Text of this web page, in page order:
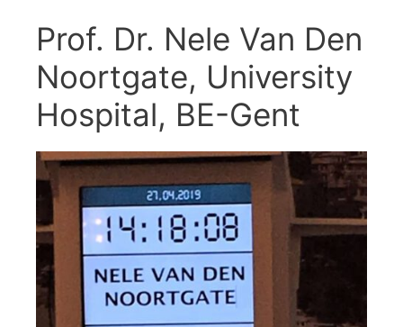
Prof. Dr. Nele Van Den
Noortgate, University
Hospital, BE-Gent